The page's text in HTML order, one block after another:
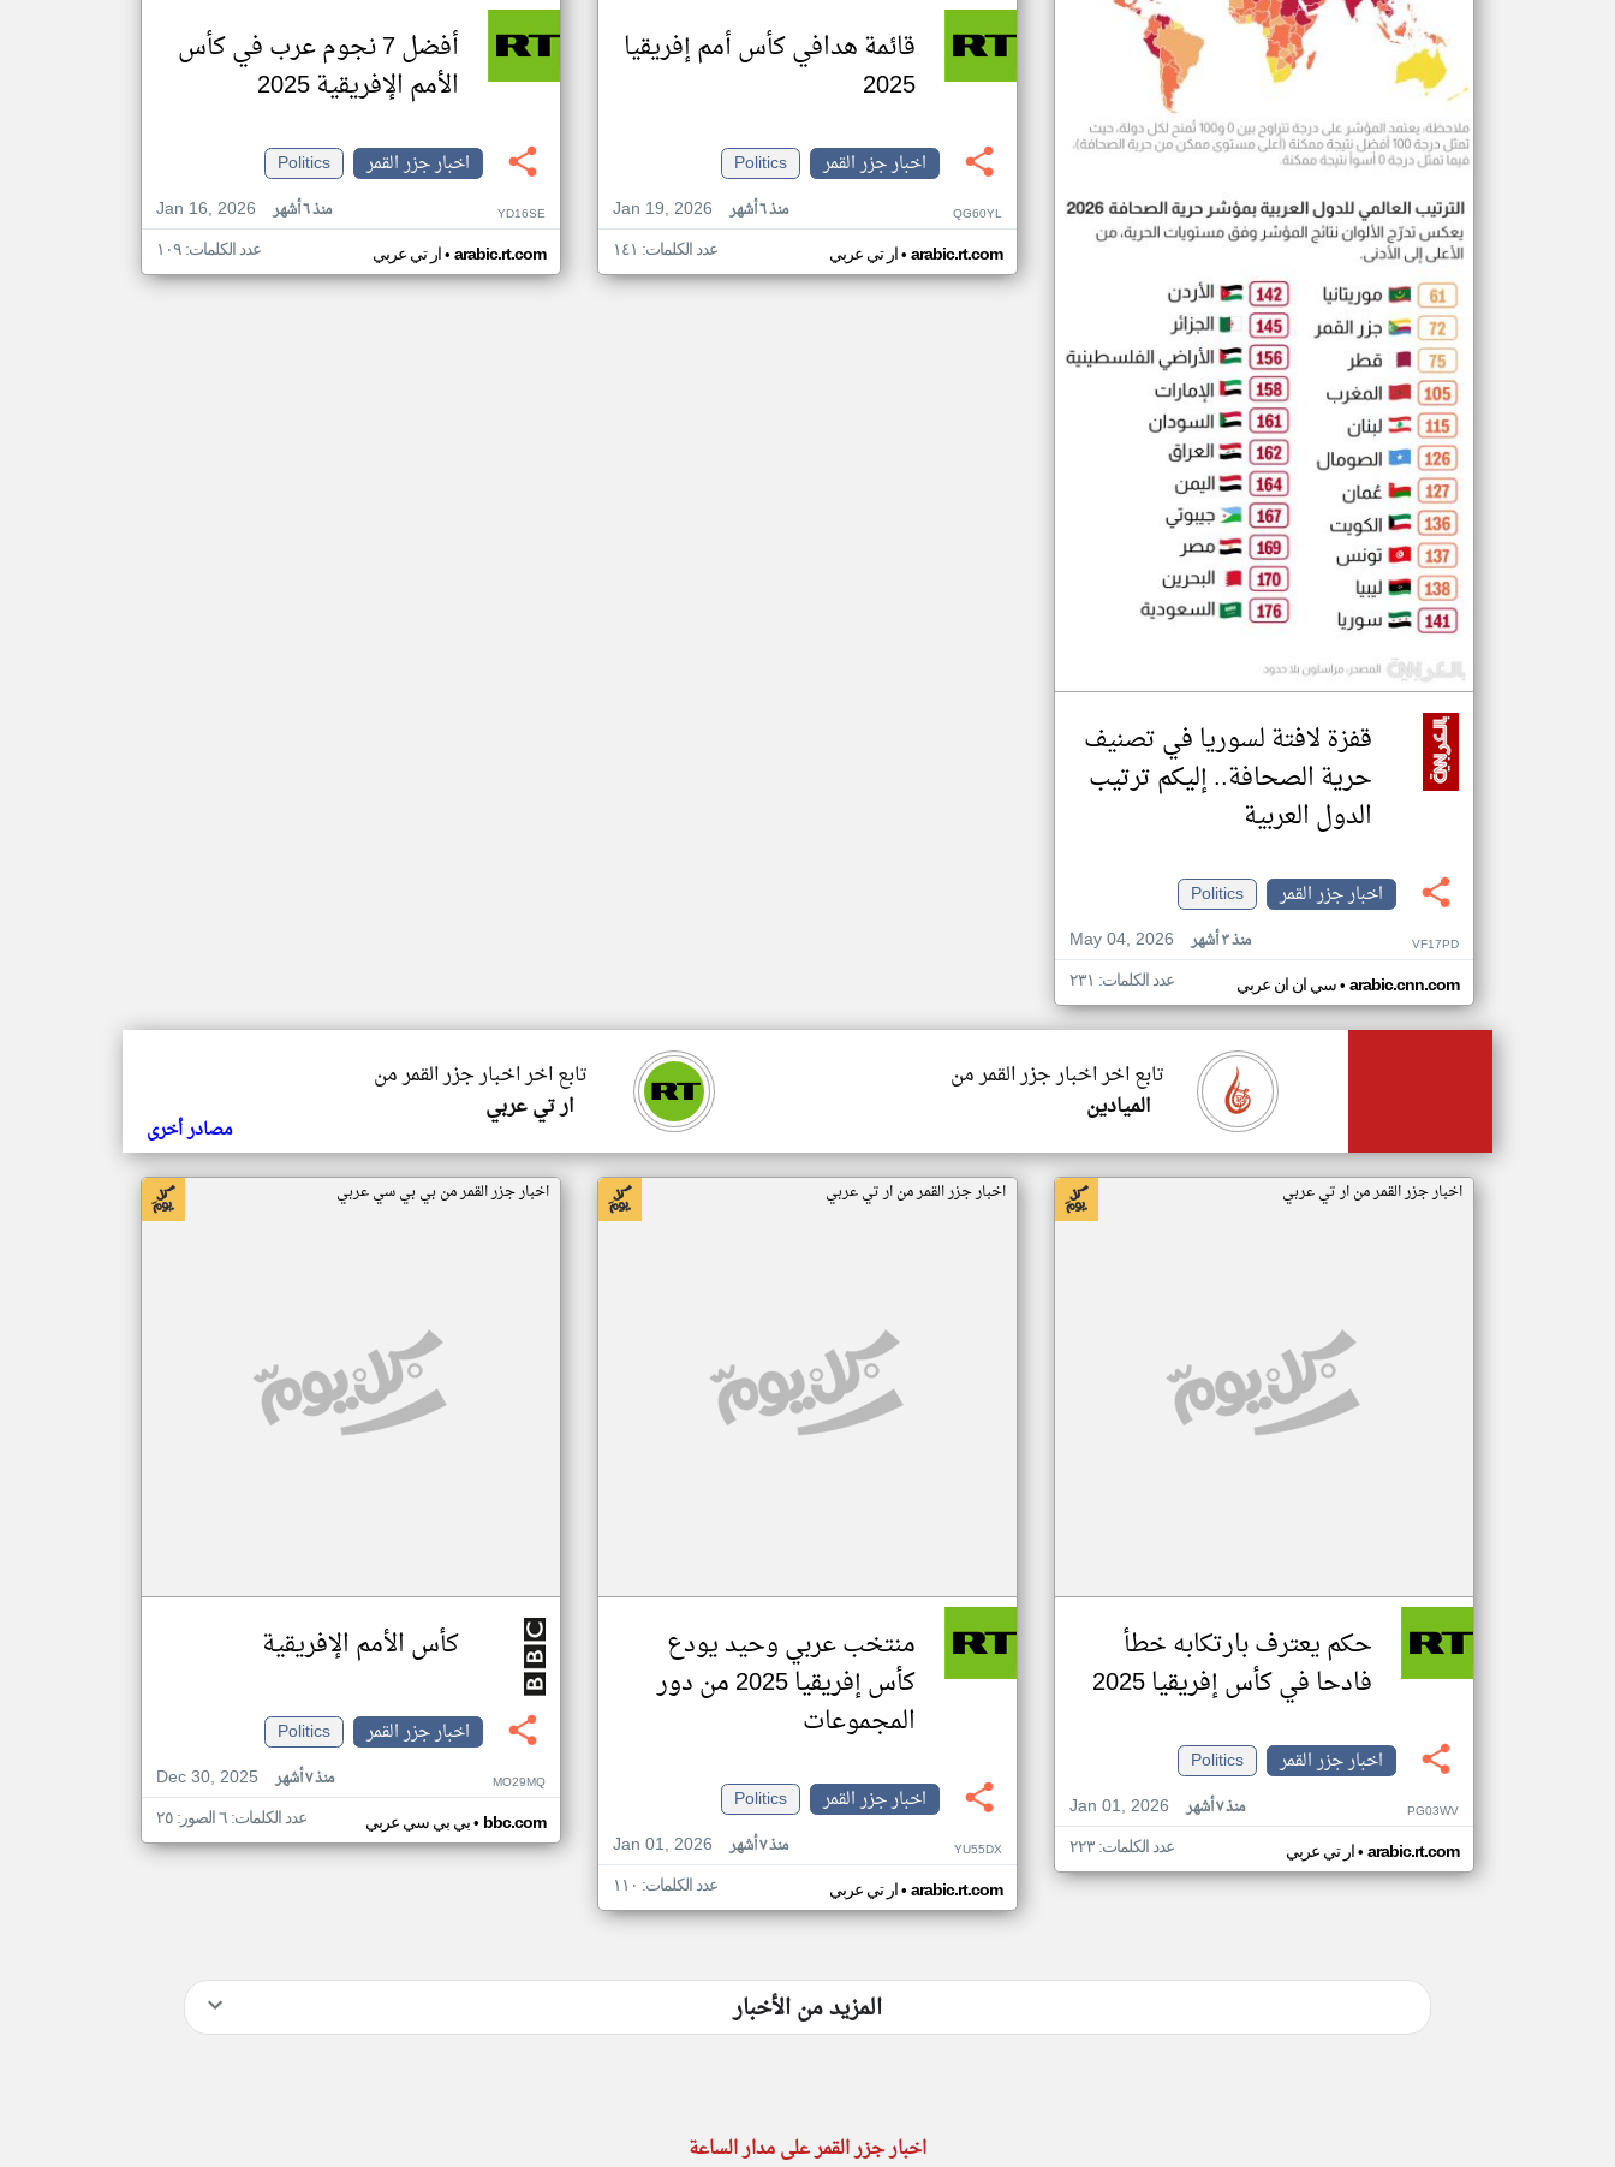
قفزة لافتة لسوريا في تصنيف
حرية الصحافة.. إليكم ترتيب
الدول العربية
اخبار جزر القمر
Politics
May 04, 2026
منذ ٣ أشهر VF17PD
سي ان ان عربي• arabic.cnn.com عدد الكلمات: ٢٣١
قائمة هدافي كأس أمم إفريقيا
2025
اخبار جزر القمر
Politics
Jan 19, 2026
منذ ٦ أشهر QG60YL
ار تي عربي• arabic.rt.com عدد الكلمات: ١٤١
أفضل 7 نجوم عرب في كأس
الأمم الإفريقية 2025
اخبار جزر القمر
Politics
Jan 16, 2026
منذ ٦ أشهر YD16SE
ار تي عربي• arabic.rt.com عدد الكلمات: ١٠٩
تابع اخر اخبار جزر القمر من
ار تي عربي
تابع اخر اخبار جزر القمر من
الميادين
مصادر أخرى
اخبار جزر القمر من ار تي عربي
حكم يعترف بارتكابه خطأ
فادحا في كأس إفريقيا 2025
اخبار جزر القمر
Politics
Jan 01, 2026
منذ ٧ أشهر PG03WV
ار تي عربي• arabic.rt.com عدد الكلمات: ٢٢٣
اخبار جزر القمر من ار تي عربي
منتخب عربي وحيد يودع
كأس إفريقيا 2025 من دور
المجموعات
اخبار جزر القمر
Politics
Jan 01, 2026
منذ ٧ أشهر YU55DX
ار تي عربي• arabic.rt.com عدد الكلمات: ١١٠
اخبار جزر القمر من بي بي سي عربي
كأس الأمم الإفريقية
اخبار جزر القمر
Politics
Dec 30, 2025
منذ ٧ أشهر MO29MQ
بي بي سي عربي• bbc.com عدد الكلمات: ٦ الصور: ٢٥
المزيد من الأخبار
اخبار جزر القمر على مدار الساعة